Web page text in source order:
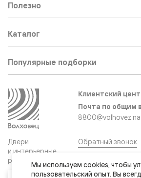
Двери
и интерьерные
решения
Полезно
Каталог
Популярные подборки
Клиентский
Почта по общим
Обратный звонок
Мы используем cookies, чтобы
пользовательский опыт. Вы